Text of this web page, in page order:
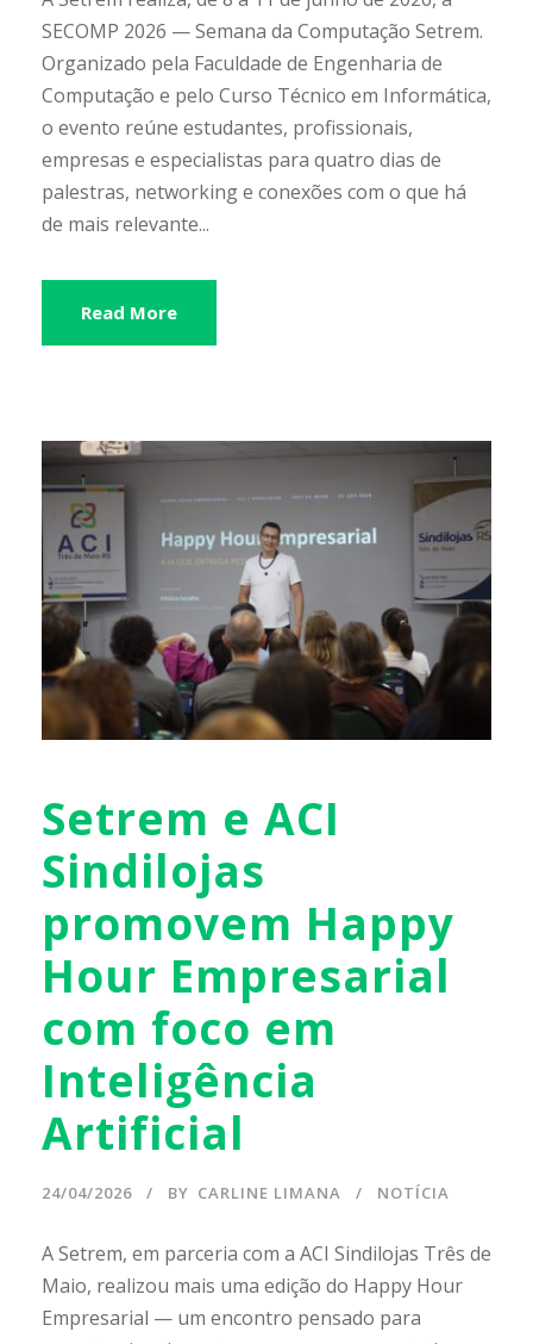
SECOMP 2026 — Semana da Computação Setrem.
Organizado pela Faculdade de Engenharia de
Computação e pelo Curso Técnico em Informática,
o evento reúne estudantes, profissionais,
empresas e especialistas para quatro dias de
palestras, networking e conexões com o que há
de mais relevante...
Read More
Setrem e ACI
Sindilojas
promovem Happy
Hour Empresarial
com foco em
Inteligência
Artificial
24/04/2026 BY CARLINE LIMANA NOTÍCIA
A Setrem, em parceria com a ACI Sindilojas Três de
Maio, realizou mais uma edição do Happy Hour
Empresarial — um encontro pensado para